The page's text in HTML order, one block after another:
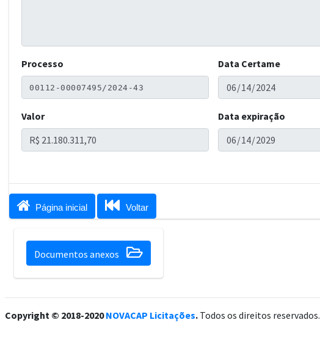
Processo Data Certame
Valor Data expiração
 Página inicial  Voltar
Documentos anexos 
Copyright © 2018-2020NOVACAP Licitações.Todos os direitos reservados.